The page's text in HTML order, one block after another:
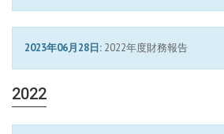
2023年06月28日: 2022年度財務報告
2022